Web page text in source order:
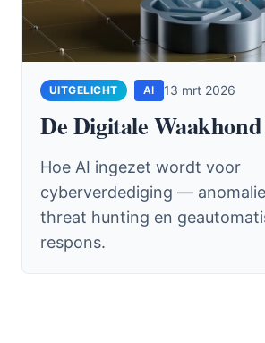
AI 13 mrt 2026
De Digitale Waakhond
Hoe AI ingezet wordt voor
cyberverdediging —
threat hunting en
respons.